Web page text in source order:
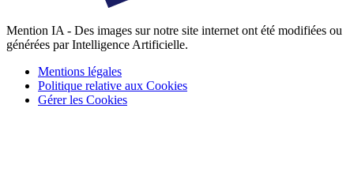
Mention IA - Des images sur notre site internet ont été modifiées ou
générées par Intelligence Artificielle.
Mentions légales
Politique relative aux Cookies
Gérer les Cookies